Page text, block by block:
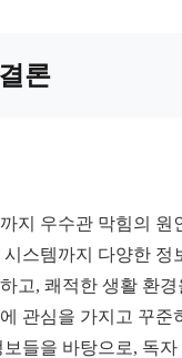
론
지 우수관 막힘의 원
시스템까지 다양한 정
고, 쾌적한 생활 환
관심을 가지고 꾸준
보들을 바탕으로, 독